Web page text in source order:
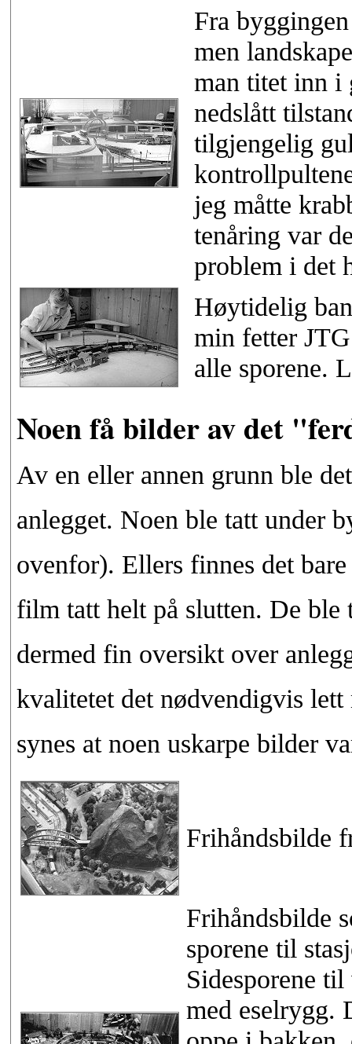
Fra
men
man titet inn i
nedslått
tilgjengelig
jeg måtte
tenåring var
problem i det
Høytidelig
min fetter
alle sporene.
Noen få bilder av det
Av en eller annen grunn ble
anlegget. Noen ble tatt under
ovenfor). Ellers finnes det
film tatt helt på slutten. De
dermed fin oversikt over
kvalitetet det nødvendigvis
synes at noen uskarpe bilder
Frihåndsbilde
Frihåndsbilde
sporene til
Sidesporene
med eselrygg.